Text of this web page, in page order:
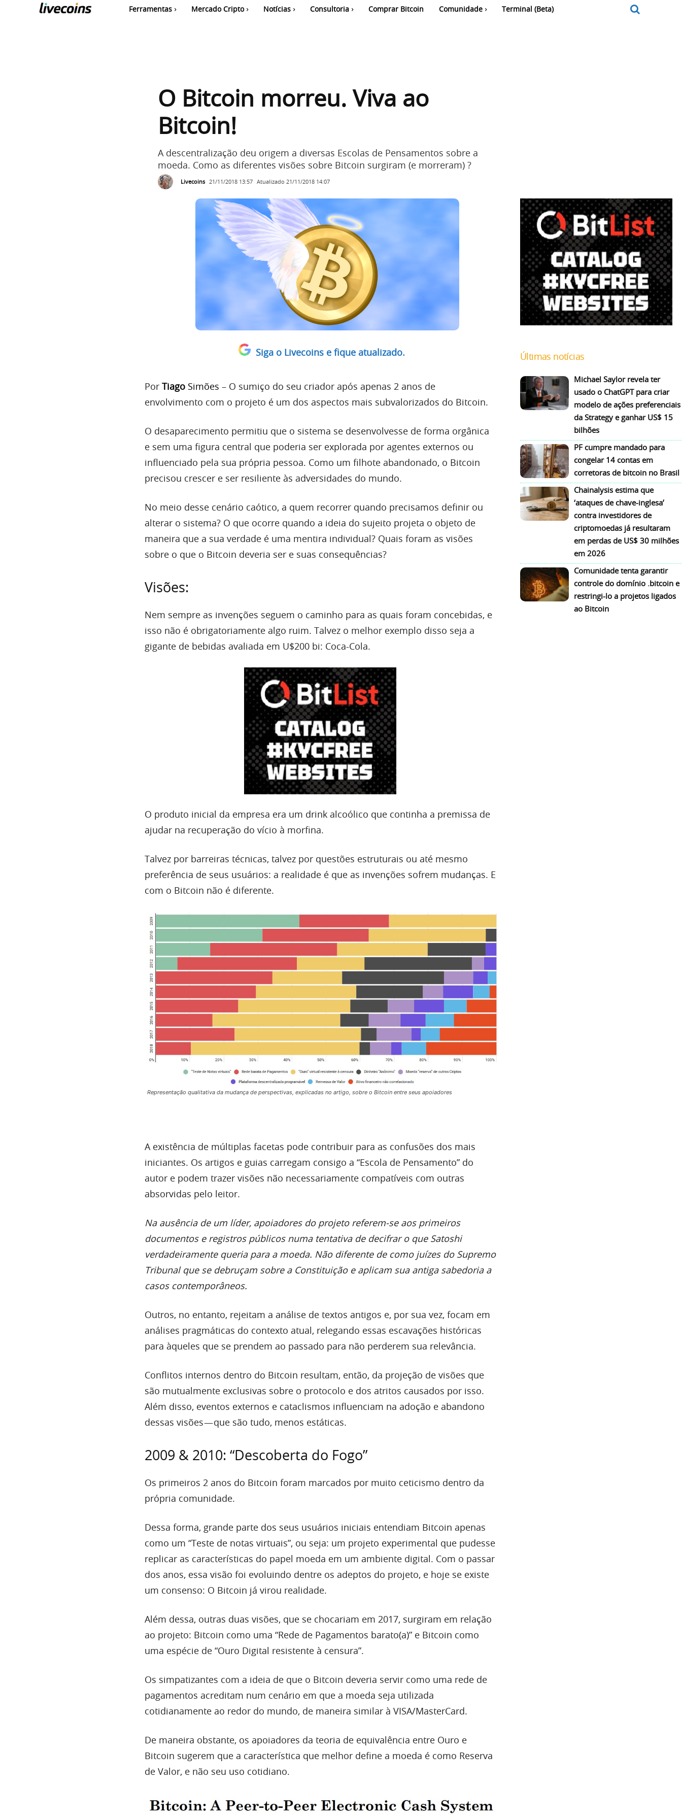
Ferramentas Mercado Cripto Notícias Consultoria Comprar Bitcoin Comunidade Terminal (Beta)
O Bitcoin morreu. Viva ao
Bitcoin!
A descentralização deu origem a diversas Escolas de Pensamentos sobre a
moeda. Como as diferentes visões sobre Bitcoin surgiram (e morreram) ?
Livecoins 21/11/2018 13:57 Atualizado 21/11/2018 14:07
Siga o Livecoins e fique atualizado.
Por Tiago Simões – O sumiço do seu criador após apenas 2 anos de
envolvimento com o projeto é um dos aspectos mais subvalorizados do Bitcoin.
O desaparecimento permitiu que o sistema se desenvolvesse de forma orgânica
e sem uma figura central que poderia ser explorada por agentes externos ou
influenciado pela sua própria pessoa. Como um filhote abandonado, o Bitcoin
precisou crescer e ser resiliente às adversidades do mundo.
No meio desse cenário caótico, a quem recorrer quando precisamos definir ou
alterar o sistema? O que ocorre quando a ideia do sujeito projeta o objeto de
maneira que a sua verdade é uma mentira individual? Quais foram as visões
sobre o que o Bitcoin deveria ser e suas consequências?
Visões:
Nem sempre as invenções seguem o caminho para as quais foram concebidas, e
isso não é obrigatoriamente algo ruim. Talvez o melhor exemplo disso seja a
gigante de bebidas avaliada em U$200 bi: Coca-Cola.
O produto inicial da empresa era um drink alcoólico que continha a premissa de
ajudar na recuperação do vício à morfina.
Talvez por barreiras técnicas, talvez por questões estruturais ou até mesmo
preferência de seus usuários: a realidade é que as invenções sofrem mudanças. E
com o Bitcoin não é diferente.
Representação qualitativa da mudança de perspectivas, explicadas no artigo, sobre o Bitcoin entre seus apoiadores
A existência de múltiplas facetas pode contribuir para as confusões dos mais
iniciantes. Os artigos e guias carregam consigo a “Escola de Pensamento” do
autor e podem trazer visões não necessariamente compatíveis com outras
absorvidas pelo leitor.
Na ausência de um líder, apoiadores do projeto referem-se aos primeiros
documentos e registros públicos numa tentativa de decifrar o que Satoshi
verdadeiramente queria para a moeda. Não diferente de como juízes do Supremo
Tribunal que se debruçam sobre a Constituição e aplicam sua antiga sabedoria a
casos contemporâneos.
Outros, no entanto, rejeitam a análise de textos antigos e, por sua vez, focam em
análises pragmáticas do contexto atual, relegando essas escavações históricas
para àqueles que se prendem ao passado para não perderem sua relevância.
Conflitos internos dentro do Bitcoin resultam, então, da projeção de visões que
são mutualmente exclusivas sobre o protocolo e dos atritos causados por isso.
Além disso, eventos externos e cataclismos influenciam na adoção e abandono
dessas visões — que são tudo, menos estáticas.
2009 & 2010: “Descoberta do Fogo”
Os primeiros 2 anos do Bitcoin foram marcados por muito ceticismo dentro da
própria comunidade.
Dessa forma, grande parte dos seus usuários iniciais entendiam Bitcoin apenas
como um “Teste de notas virtuais”, ou seja: um projeto experimental que pudesse
replicar as características do papel moeda em um ambiente digital. Com o passar
dos anos, essa visão foi evoluindo dentre os adeptos do projeto, e hoje se existe
um consenso: O Bitcoin já virou realidade.
Além dessa, outras duas visões, que se chocariam em 2017, surgiram em relação
ao projeto: Bitcoin como uma “Rede de Pagamentos barato(a)” e Bitcoin como
uma espécie de “Ouro Digital resistente à censura”.
Os simpatizantes com a ideia de que o Bitcoin deveria servir como uma rede de
pagamentos acreditam num cenário em que a moeda seja utilizada
cotidianamente ao redor do mundo, de maneira similar à VISA/MasterCard.
De maneira obstante, os apoiadores da teoria de equivalência entre Ouro e
Bitcoin sugerem que a característica que melhor define a moeda é como Reserva
de Valor, e não seu uso cotidiano.
Últimas notícias
Michael Saylor revela ter
usado o ChatGPT para criar
modelo de ações preferenciais
da Strategy e ganhar US$ 15
bilhões
PF cumpre mandado para
congelar 14 contas em
corretoras de bitcoin no Brasil
Chainalysis estima que
‘ataques de chave-inglesa’
contra investidores de
criptomoedas já resultaram
em perdas de US$ 30 milhões
em 2026
Comunidade tenta garantir
controle do domínio .bitcoin e
restringi-lo a projetos ligados
ao Bitcoin